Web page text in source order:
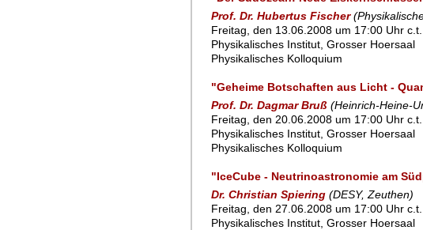
Prof. Dr. Hubertus Fischer
Freitag, den 13.06.2008 um 17:00 Uhr c.t.
Physikalisches Institut, Grosser Hoersaal
Physikalisches Kolloquium
"Geheime Botschaften aus Licht -
Prof. Dr. Dagmar Bruß (Heinrich-Heine-
Freitag, den 20.06.2008 um 17:00 Uhr c.t.
Physikalisches Institut, Grosser Hoersaal
Physikalisches Kolloquium
"IceCube - Neutrinoastronomie am
Dr. Christian Spiering (DESY, Zeuthen)
Freitag, den 27.06.2008 um 17:00 Uhr c.t.
Physikalisches Institut, Grosser Hoersaal